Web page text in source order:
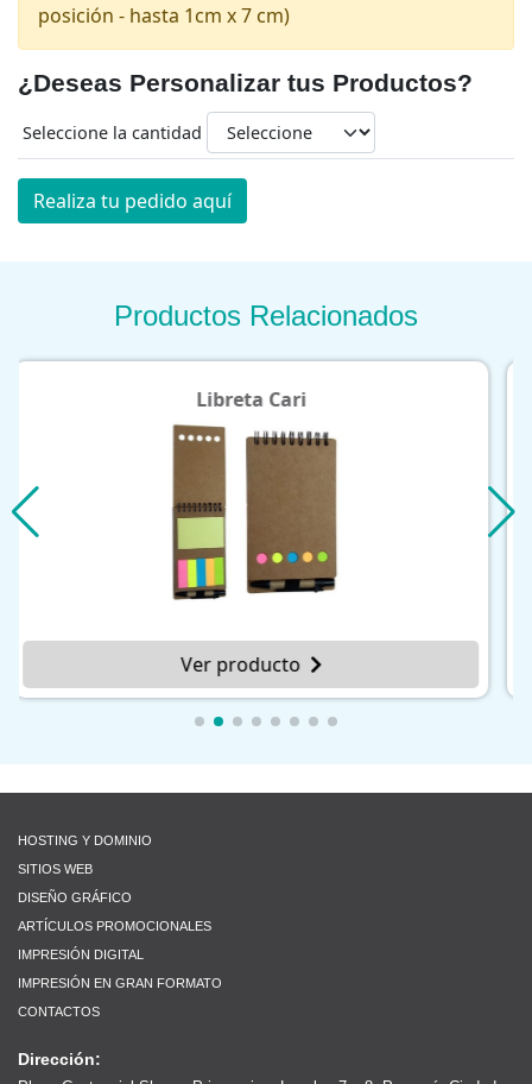
posición - hasta 1cm x 7 cm)
¿Deseas Personalizar tus Productos?
Seleccione la cantidad
Realiza tu pedido aquí
Productos Relacionados
Porta Identificación
HOSTING Y DOMINIO
SITIOS WEB
DISEÑO GRÁFICO
ARTÍCULOS PROMOCIONALES
IMPRESIÓN DIGITAL
IMPRESIÓN EN GRAN FORMATO
CONTACTOS
Dirección: